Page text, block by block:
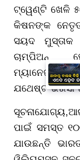
ଟ୍ୱେଣ୍ଟି ଖେଳି
କିଷନଙ୍କ
ସୟଦ ମୁସ୍ତାକ
ଚାମ୍ପିଅନ୍
ଯଥେଷ୍ଟ ଭରସା
ସୂଚନାଯୋଗ୍ୟ,
ପାଇଁ ସମସ୍ତ
ଯାଉଛନ୍ତି